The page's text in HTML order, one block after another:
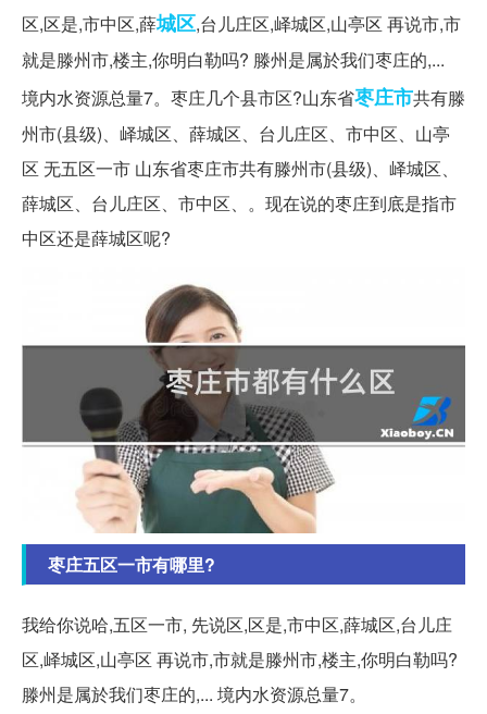
区,区是,市中区,薛城区,台儿庄区,峄城区,山亭区 再说市,市
就是滕州市,楼主,你明白勒吗? 滕州是属於我们枣庄的,...
境内水资源总量7。枣庄几个县市区?山东省枣庄市共有滕
州市(县级)、峄城区、薛城区、台儿庄区、市中区、山亭
区 无五区一市 山东省枣庄市共有滕州市(县级)、峄城区、
薛城区、台儿庄区、市中区、。现在说的枣庄到底是指市
中区还是薛城区呢?
枣庄五区一市有哪里?
我给你说哈,五区一市, 先说区,区是,市中区,薛城区,台儿庄
区,峄城区,山亭区 再说市,市就是滕州市,楼主,你明白勒吗?
滕州是属於我们枣庄的,... 境内水资源总量7。